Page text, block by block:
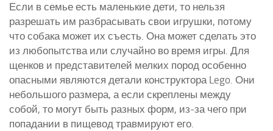
Если в семье есть маленькие дети, то нельзя
разрешать им разбрасывать свои игрушки, потому
что собака может их съесть. Она может сделать это
из любопытства или случайно во время игры. Для
щенков и представителей мелких пород особенно
опасными являются детали конструктора Lego. Они
небольшого размера, а если скреплены между
собой, то могут быть разных форм, из-за чего при
попадании в пищевод травмируют его.